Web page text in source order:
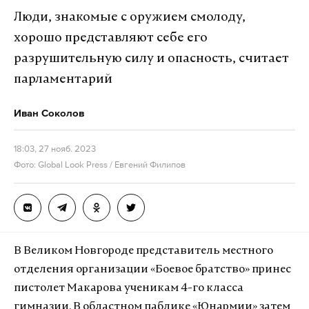
19 242 рублей. Кроме того, законом с 2025 года
предусматривается увеличение соотношения
МРОТ и медианной заработной платы с 42 до 48%.
индексации зарплат госслужащим, кроме
военных и силовиков. Финансовый эффект от
этих изменений должен составить 36
миллиардов рублей.
Подпишитесь на Daily Storm в
А еще мы есть вTelegram
Макс Telegram
Люди, знакомые с оружием смолоду,
хорошо представляют себе его
разрушительную силу и опасность, считает
парламентарий
Иван Соколов
18:03, 27 нояб. 2023
Фото: Global Look Press / Евгений Филипов
В Великом Новгороде представитель местного
отделения организации «Боевое братство» принес
пистолет Макарова ученикам 4-го класса